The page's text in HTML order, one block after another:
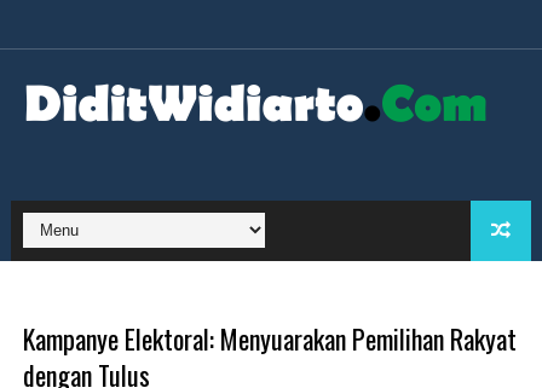
Kampanye Elektoral: Menyuarakan Pemilihan Rakyat
dengan Tulus